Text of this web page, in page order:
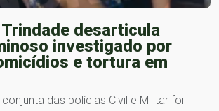
desarticula
investigado por
e tortura em
das polícias Civil e Militar foi